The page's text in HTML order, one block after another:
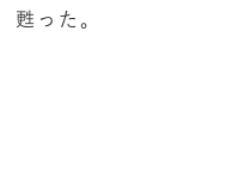
甦った。